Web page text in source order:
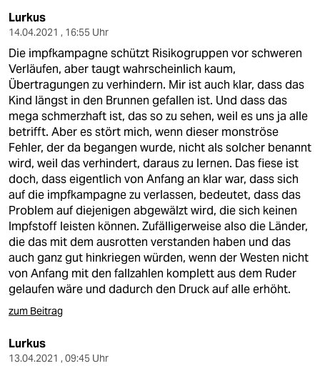
Lurkus
14.04.2021 , 16:55 Uhr
Die impfkampagne schützt Risikogruppen vor schweren
Verläufen, aber taugt wahrscheinlich kaum,
Übertragungen zu verhindern. Mir ist auch klar, dass das
Kind längst in den Brunnen gefallen ist. Und dass das
mega schmerzhaft ist, das so zu sehen, weil es uns ja alle
betrifft. Aber es stört mich, wenn dieser monströse
Fehler, der da begangen wurde, nicht als solcher benannt
wird, weil das verhindert, daraus zu lernen. Das fiese ist
doch, dass eigentlich von Anfang an klar war, dass sich
auf die impfkampagne zu verlassen, bedeutet, dass das
Problem auf diejenigen abgewälzt wird, die sich keinen
Impfstoff leisten können. Zufälligerweise also die Länder,
die das mit dem ausrotten verstanden haben und das
auch ganz gut hinkriegen würden, wenn der Westen nicht
von Anfang mit den fallzahlen komplett aus dem Ruder
gelaufen wäre und dadurch den Druck auf alle erhöht.
zum Beitrag
Lurkus
13.04.2021 , 09:45 Uhr